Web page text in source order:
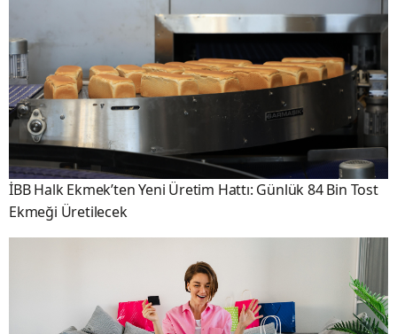
İBB Halk Ekmek’ten Yeni Üretim Hattı: Günlük 84 Bin Tost
Ekmeği Üretilecek